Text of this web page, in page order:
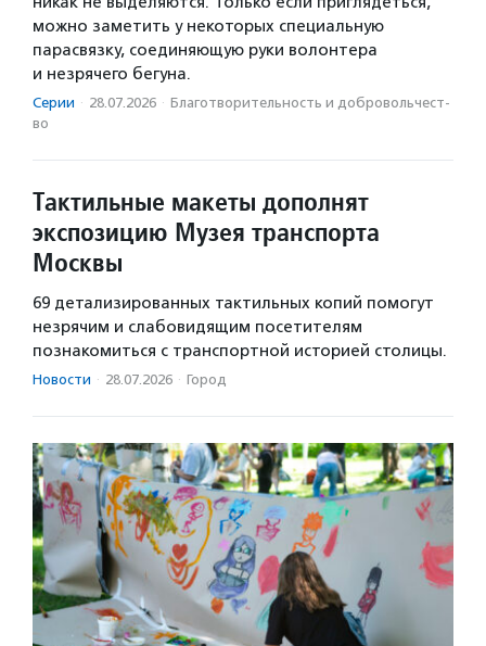
можно заметить у некоторых специальную
парасвязку, соединяющую руки волонтера
и незрячего бегуна.
Серии · 28.07.2026 · Благотвори­тель­ность и доброволь­чест­
во
Тактильные макеты дополнят
экспозицию Музея транспорта
Москвы
69 детализированных тактильных копий помогут
незрячим и слабовидящим посетителям
познакомиться с транспортной историей столицы.
Новости · 28.07.2026 · Город